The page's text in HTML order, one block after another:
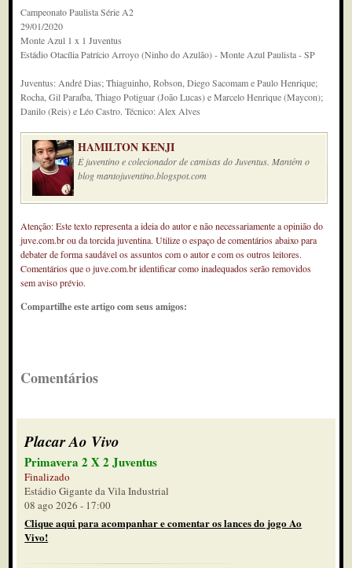
Campeonato Paulista Série A2
29/01/2020
Monte Azul 1 x 1 Juventus
Estádio Otacília Patrício Arroyo (Ninho do Azulão) - Monte Azul Paulista - SP
Juventus: André Dias; Thiaguinho, Robson, Diego Sacomam e Paulo Henrique;
Rocha, Gil Paraíba, Thiago Potiguar (João Lucas) e Marcelo Henrique (Maycon);
Danilo (Reis) e Léo Castro. Técnico: Alex Alves
HAMILTON KENJI
É juventino e colecionador de camisas do Juventus. Mantém o
blog mantojuventino.blogspot.com
Atenção: Este texto representa a ideia do autor e não necessariamente a opinião do
juve.com.br ou da torcida juventina. Utilize o espaço de comentários abaixo para
debater de forma saudável os assuntos com o autor e com os outros leitores.
Comentários que o juve.com.br identificar como inadequados serão removidos
sem aviso prévio.
Compartilhe este artigo com seus amigos:
Comentários
Placar Ao Vivo
Primavera 2 X 2 Juventus
Finalizado
Estádio Gigante da Vila Industrial
08 ago 2026 - 17:00
Clique aqui para acompanhar e comentar os lances do jogo Ao
Vivo!